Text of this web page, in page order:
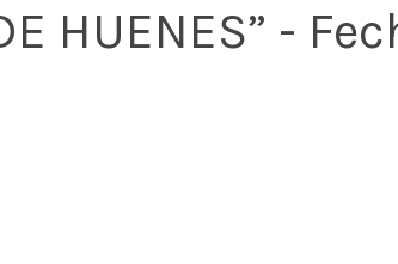
HUENES” -